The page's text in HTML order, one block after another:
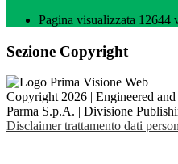
Pagina visualizzata 12644
Sezione Copyright
Copyright 2026 | Engineered
Parma S.p.A. | Divisione
Disclaimer trattamento dati